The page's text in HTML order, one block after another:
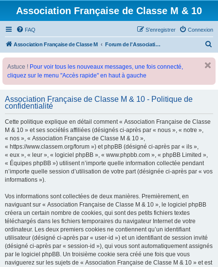
Association Française de Classe M & 10
FAQ Connexion
S’enregistrer
Association Française de Classe M Forum de l'Association Française de Classe M
c
Astuce ! Pour voir tous les nouveaux messages, une fois connecté,
cliquez sur le menu "Accès rapide" en haut à gauche
Association Française de Classe M & 10 - Politique de
confidentialité
Cette politique explique en détail comment « Association Française de Classe
M & 10 » et ses sociétés affiliées (désignés ci-après par « nous », « notre »,
« nos », « Association Française de Classe M & 10 »,
« https://www.classem.org/forum ») et phpBB (désigné ci-après par « ils »,
« eux », « leur », « logiciel phpBB », « www.phpbb.com », « phpBB Limited »,
« Équipes phpBB ») utilisent n’importe quelle information collectée pendant
n’importe quelle session d’utilisation de votre part (désignée ci-après par « vos
informations »).
Vos informations sont collectées de deux manières. Premièrement, en
naviguant sur « Association Française de Classe M & 10 », le logiciel phpBB
créera un certain nombre de cookies, qui sont des petits fichiers textes
téléchargés dans les fichiers temporaires du navigateur Internet de votre
ordinateur. Les deux premiers cookies ne contiennent qu’un identifiant
utilisateur (désigné ci-après par « user-id ») et un identifiant de session invité
(désigné ci-après par « session-id »), qui vous sont automatiquement assignés
par le logiciel phpBB. Un troisième cookie sera créé une fois que vous
naviguerez sur les sujets de « Association Française de Classe M & 10 » et est